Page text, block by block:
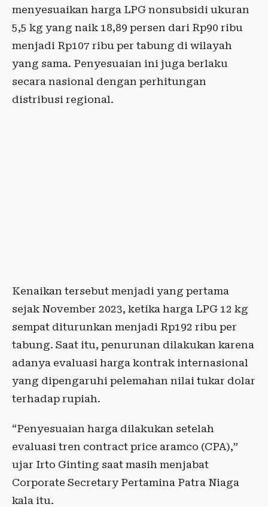
menyesuaikan harga LPG nonsubsidi ukuran
5,5 kg yang naik 18,89 persen dari Rp90 ribu
menjadi Rp107 ribu per tabung di wilayah
yang sama. Penyesuaian ini juga berlaku
secara nasional dengan perhitungan
distribusi regional.
Kenaikan tersebut menjadi yang pertama
sejak November 2023, ketika harga LPG 12 kg
sempat diturunkan menjadi Rp192 ribu per
tabung. Saat itu, penurunan dilakukan karena
adanya evaluasi harga kontrak internasional
yang dipengaruhi pelemahan nilai tukar dolar
terhadap rupiah.
“Penyesuaian harga dilakukan setelah
evaluasi tren contract price aramco (CPA),”
ujar Irto Ginting saat masih menjabat
Corporate Secretary Pertamina Patra Niaga
kala itu.